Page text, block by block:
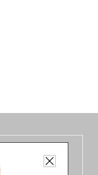
uit de